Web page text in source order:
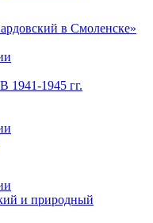
в Смоленске»
1945 гг.
и природный